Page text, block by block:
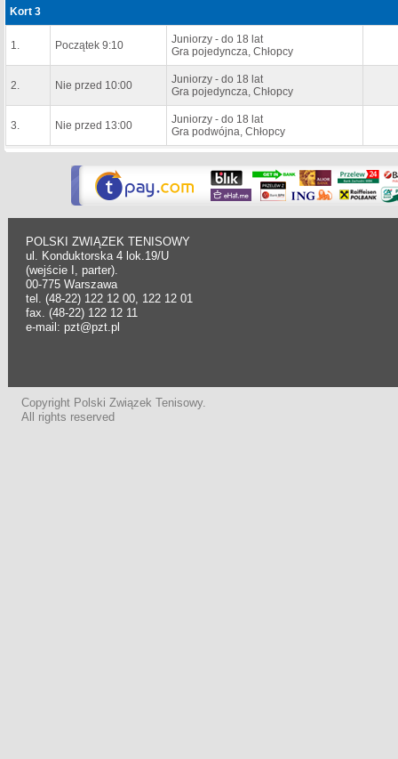
Kort 3
1. Początek 9:10
Juniorzy - do 18 lat
Gra pojedyncza, Chłopcy
2. Nie przed 10:00
Juniorzy - do 18 lat
Gra pojedyncza, Chłopcy
3. Nie przed 13:00
Juniorzy - do 18 lat
Gra podwójna, Chłopcy
POLSKI ZWIĄZEK TENISOWY
ul. Konduktorska 4 lok.19/U
(wejście I, parter).
00-775 Warszawa
tel. (48-22) 122 12 00, 122 12 01
fax. (48-22) 122 12 11
e-mail: pzt@pzt.pl
Copyright Polski Związek Tenisowy.
All rights reserved